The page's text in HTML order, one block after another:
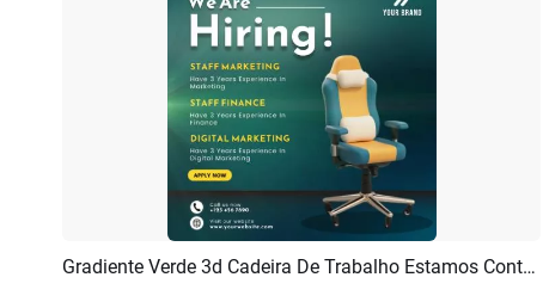
Pré-visualizar Criar IA Gradiente Verde 3d Cadeira De Trabalho Estamos Contratando Anúncio Linkedin Post